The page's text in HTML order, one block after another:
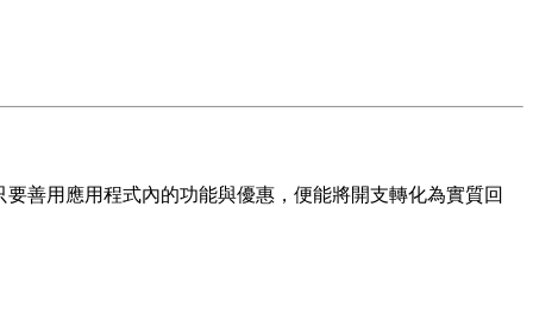
善用應用程式內的功能與優惠，便能將開支轉化為實質回